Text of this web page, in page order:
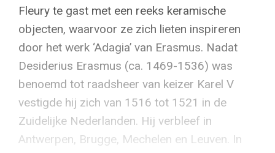
Fleury te gast met een reeks keramische
objecten, waarvoor ze zich lieten inspireren
door het werk ‘Adagia’ van Erasmus. Nadat
Desiderius Erasmus (ca. 1469-1536) was
benoemd tot raadsheer van keizer Karel V
vestigde hij zich van 1516 tot 1521 in de
Zuidelijke Nederlanden. Hij verbleef in
Antwerpen, Brugge, Mechelen en Leuven. In